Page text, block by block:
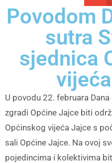
Povodom
sutra
sjednica
U povodu 22. februara
zgradi Općine Jajce biti
Općinskog vijeća Jajce s
sali Općine Jajce. Na ovoj
pojedincima i kolektivima